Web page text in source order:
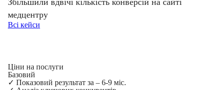
Збільшили вдвічі кількість конверсій на сайті
медцентру
Всі кейси
Ціни на послуги
Базовий
✓ Показовий результат за – 6-9 міс.